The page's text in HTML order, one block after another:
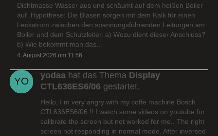
Dichtmasse Wasser aus und schäumt auf dem heißen Boiler
auf. Hypothese: Die Blasen sorgen mit dem Kalk für einen
Leckstrom zwischen den spannungsführenden Leitungen am
Boiler und dem Schutzleiter. a) Wozu dient dieser Anschluss?
b) Wie bekommt man das…
4. August 2026 um 11:56
yodaa hat das Thema Display
CTL636ES6/06 gestartet.
Hello, I m very angry with my coffe machine Bosch
CTL636ES6/06 !! I watch some videos on youtube for
calibrate the screen but not worked for me.. The right
screen not responding in normal mode. After inversed